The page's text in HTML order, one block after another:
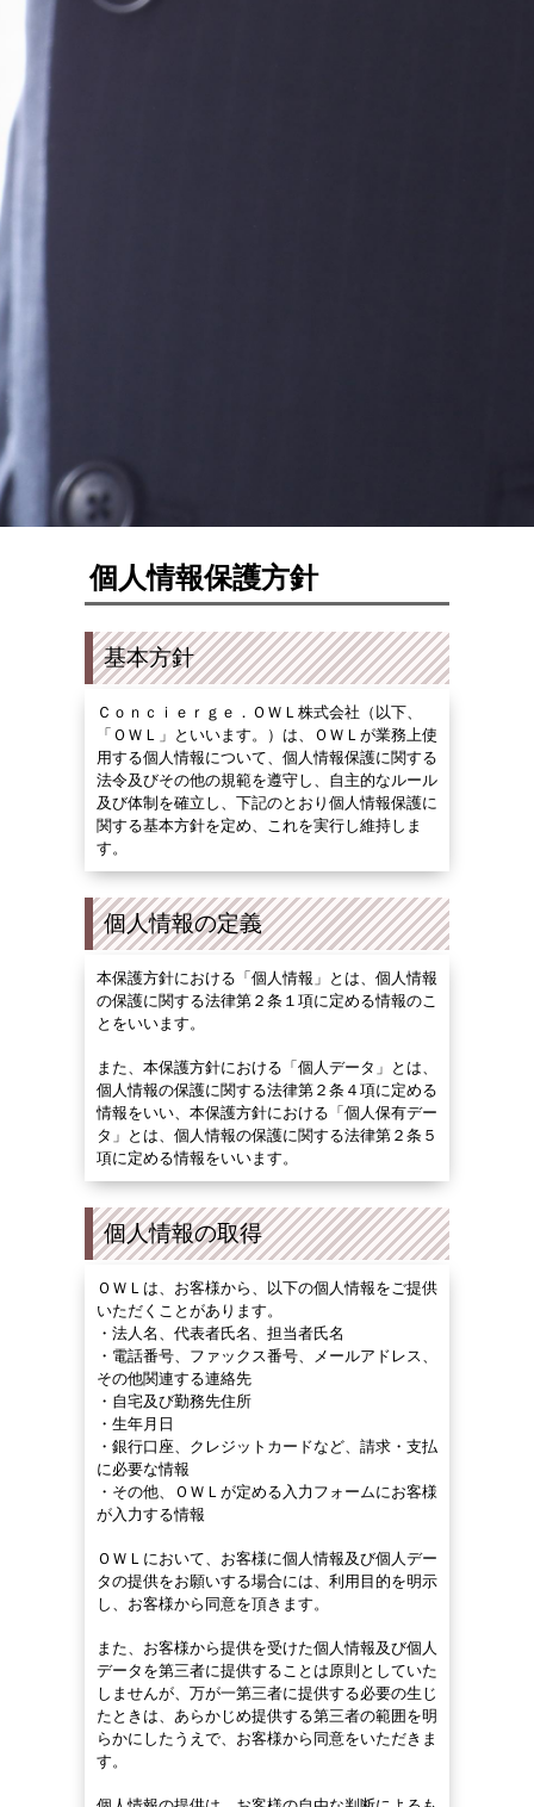
個人情報保護方針
基本方針
Ｃｏｎｃｉｅｒｇｅ．ＯＷＬ株式会社（以下、
「ＯＷＬ」といいます。）は、ＯＷＬが業務上使
用する個人情報について、個人情報保護に関する
法令及びその他の規範を遵守し、自主的なルール
及び体制を確立し、下記のとおり個人情報保護に
関する基本方針を定め、これを実行し維持しま
す。
個人情報の定義
本保護方針における「個人情報」とは、個人情報
の保護に関する法律第２条１項に定める情報のこ
とをいいます。
また、本保護方針における「個人データ」とは、
個人情報の保護に関する法律第２条４項に定める
情報をいい、本保護方針における「個人保有デー
タ」とは、個人情報の保護に関する法律第２条５
項に定める情報をいいます。
個人情報の取得
ＯＷＬは、お客様から、以下の個人情報をご提供
いただくことがあります。
・ 法人名、代表者氏名、担当者氏名
・ 電話番号、ファックス番号、メールアドレス、
その他関連する連絡先
・ 自宅及び勤務先住所
・ 生年月日
・ 銀行口座、クレジットカードなど、請求・支払
に必要な情報
・ その他、ＯＷＬが定める入力フォームにお客様
が入力する情報
ＯＷＬにおいて、お客様に個人情報及び個人デー
タの提供をお願いする場合には、利用目的を明示
し、お客様から同意を頂きます。
また、お客様から提供を受けた個人情報及び個人
データを第三者に提供することは原則としていた
しませんが、万が一第三者に提供する必要の生じ
たときは、あらかじめ提供する第三者の範囲を明
らかにしたうえで、お客様から同意をいただきま
す。